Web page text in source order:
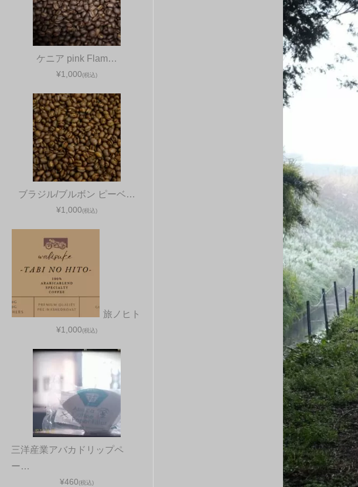
ケニア pink Flam…
¥1,000(税込)
ブラジル/ブルボン ピーベ…
¥1,000(税込)
旅ノヒト
¥1,000(税込)
三洋産業アバカドリップペ
ー…
¥460(税込)